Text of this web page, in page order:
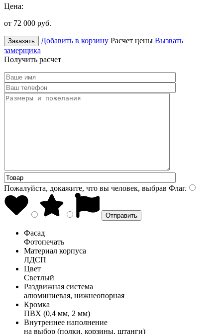
Цена:
от 72 000 руб.
Заказать Добавить в корзину Расчет цены Вызвать
замерщика
Получить расчет
Пожалуйста, докажите, что вы человек, выбрав Флаг.
Фасад
Фотопечать
Материал корпуса
ЛДСП
Цвет
Светлый
Раздвижная система
алюминиевая, нижнеопорная
Кромка
ПВХ (0,4 мм, 2 мм)
Внутреннее наполнение
на выбор (полки, корзины, штанги)